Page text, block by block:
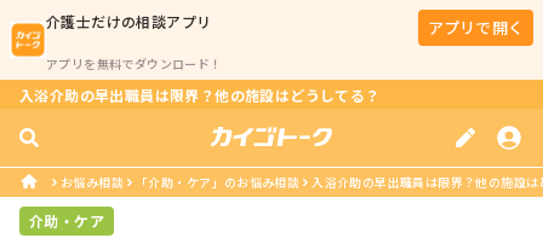
介護士だけの相談アプリ
アプリを無料でダウンロード！
アプリで開く
入浴介助の早出職員は限界？他の施設はどうしてる？
お悩み相談 「介助・ケア」のお悩み相談 入浴介助の早出職員は限界？他の施設は
介助・ケア